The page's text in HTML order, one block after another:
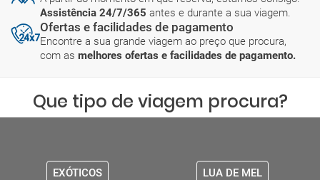
Assistência 24/7/365 antes e durante a sua viagem.
Ofertas e facilidades de pagamento
Encontre a sua grande viagem ao preço que procura,
com as melhores ofertas e facilidades de pagamento.
Que tipo de viagem procura?
EXÓTICOS LUA DE MEL